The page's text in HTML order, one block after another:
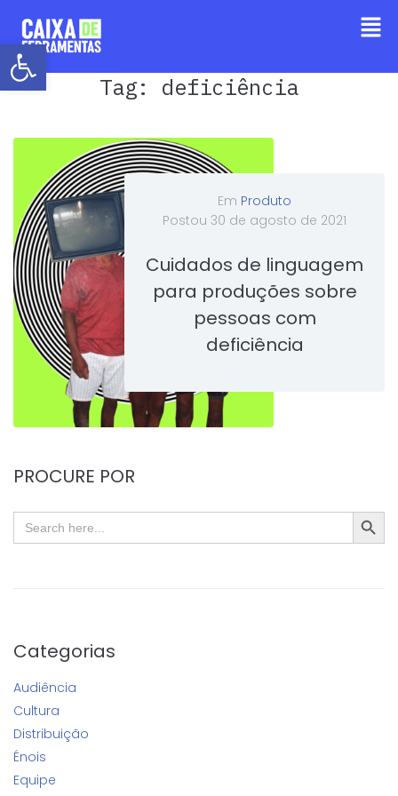
Barra de Ferramentas Aberta
Tag: deficiência
Em Produto
Postou30 de agosto de 2021
Cuidados de linguagem
para produções sobre
pessoas com
deficiência
PROCURE POR
Search
for:
Categorias
Audiência
Cultura
Distribuição
Énois
Equipe